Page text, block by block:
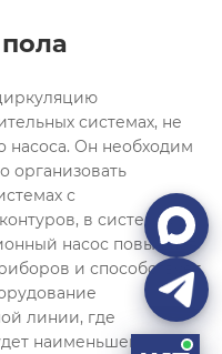
системах, не
насоса. Он необходим
организовать
с
в системах
насос повышает
и способствует
линии, где
наименьшей. Насос